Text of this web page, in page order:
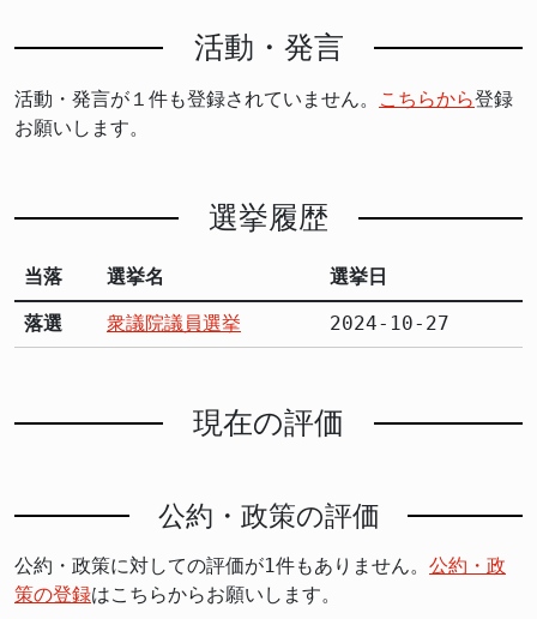
活動・発言
活動・発言が１件も登録されていません。 こちらから登録
お願いします。
選挙履歴
当落 選挙名 選挙日
落選 衆議院議員選挙 2024-10-27
現在の評価
公約・政策の評価
公約・政策に対しての評価が1件もありません。 公約・政
策の登録はこちらからお願いします。